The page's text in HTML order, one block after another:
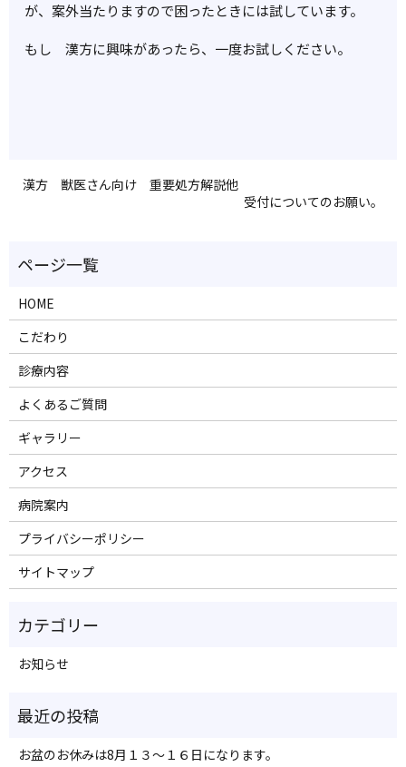
が、案外当たりますので困ったときには試しています。
もし 漢方に興味があったら、一度お試しください。
漢方 獣医さん向け 重要処方解説他
受付についてのお願い。
HOME
こだわり
診療内容
よくあるご質問
ギャラリー
アクセス
病院案内
プライバシーポリシー
サイトマップ
お知らせ
お盆のお休みは8月１３～１６日になります。